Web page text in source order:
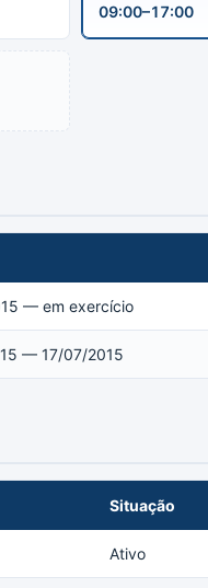
09:00–17:00
— em exercício
— 17/07/2015
Situação
Ativo